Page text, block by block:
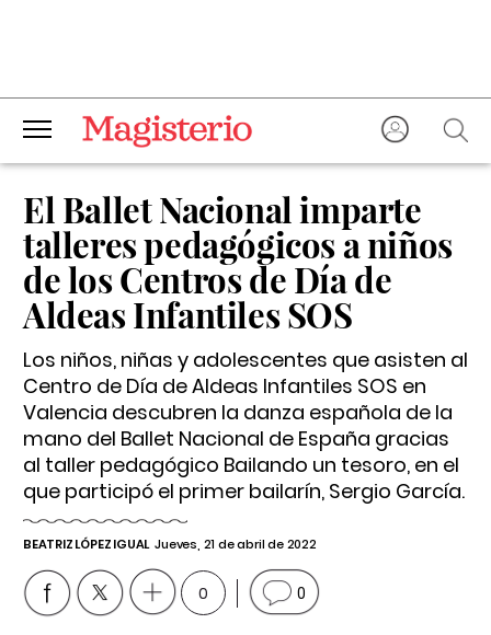
El Ballet Nacional imparte
talleres pedagógicos a niños
de los Centros de Día de
Aldeas Infantiles SOS
Los niños, niñas y adolescentes que asisten al
Centro de Día de Aldeas Infantiles SOS en
Valencia descubren la danza española de la
mano del Ballet Nacional de España gracias
al taller pedagógico Bailando un tesoro, en el
que participó el primer bailarín, Sergio García.
BEATRIZ LÓPEZ IGUAL Jueves, 21 de abril de 2022
0 0